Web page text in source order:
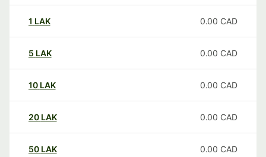
1 LAK 0.00 CAD
5 LAK 0.00 CAD
10 LAK 0.00 CAD
20 LAK 0.00 CAD
50 LAK 0.00 CAD